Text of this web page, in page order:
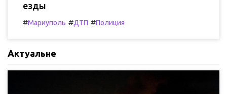
езды
#Мариуполь #ДТП #Полиция
Актуальне